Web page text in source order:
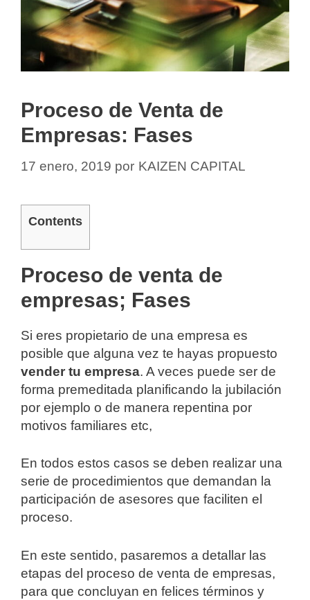
Proceso de Venta de
Empresas: Fases
17 enero, 2019 por KAIZEN CAPITAL
Contents
Proceso de venta de
empresas; Fases
Si eres propietario de una empresa es
posible que alguna vez te hayas propuesto
vender tu empresa. A veces puede ser de
forma premeditada planificando la jubilación
por ejemplo o de manera repentina por
motivos familiares etc,
En todos estos casos se deben realizar una
serie de procedimientos que demandan la
participación de asesores que faciliten el
proceso.
En este sentido, pasaremos a detallar las
etapas del proceso de venta de empresas,
para que concluyan en felices términos y